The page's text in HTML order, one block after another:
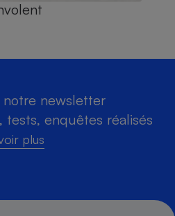
notre newsletter
tests, enquêtes réalisés
plus